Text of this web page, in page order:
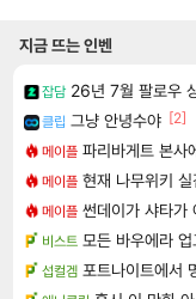
지금 뜨는 인벤
잡담 26년 7월 팔로우
클립 그냥 안녕수야 [2]
메이플 파리바게트 본사
메이플 현재 나무위키
메이플 썬데이가 샤타가
비스트 모든 바우에라
섭컬겜 포트나이트에서